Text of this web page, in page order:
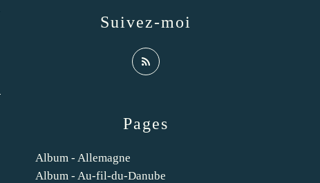
Pages
Album - Allemagne
Album - Au-fil-du-Danube
Suivez-moi